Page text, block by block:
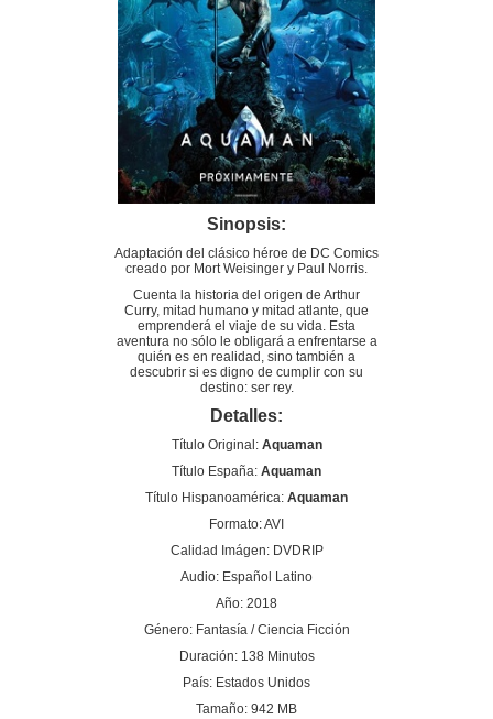
Sinopsis:
Adaptación del clásico héroe de DC Comics
creado por Mort Weisinger y Paul Norris.
Cuenta la historia del origen de Arthur
Curry, mitad humano y mitad atlante, que
emprenderá el viaje de su vida. Esta
aventura no sólo le obligará a enfrentarse a
quién es en realidad, sino también a
descubrir si es digno de cumplir con su
destino: ser rey.
Detalles:
Título Original: Aquaman
Título España: Aquaman
Título Hispanoamérica: Aquaman
Formato: AVI
Calidad Imágen: DVDRIP
Audio: Español Latino
Año: 2018
Género: Fantasía / Ciencia Ficción
Duración: 138 Minutos
País: Estados Unidos
Tamaño: 942 MB